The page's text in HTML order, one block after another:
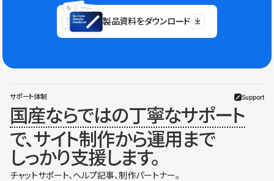
製品資料をダウンロード
サポート体制 Support
国産ならではの丁寧なサポート
で、サイト制作から運用まで
しっかり支援します。
チャットサポート、ヘルプ記事、制作パートナー。